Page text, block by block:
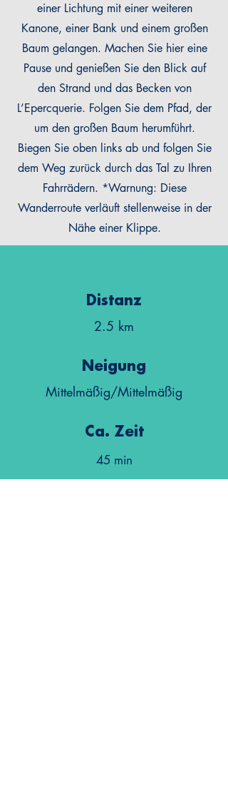
einer Lichtung mit einer weiteren
Kanone, einer Bank und einem großen
Baum gelangen. Machen Sie hier eine
Pause und genießen Sie den Blick auf
den Strand und das Becken von
L’Epercquerie. Folgen Sie dem Pfad, der
um den großen Baum herumführt.
Biegen Sie oben links ab und folgen Sie
dem Weg zurück durch das Tal zu Ihren
Fahrrädern. *Warnung: Diese
Wanderroute verläuft stellenweise in der
Nähe einer Klippe.
Distanz
2.5 km
Neigung
Mittelmäßig/Mittelmäßig
Ca. Zeit
45 min